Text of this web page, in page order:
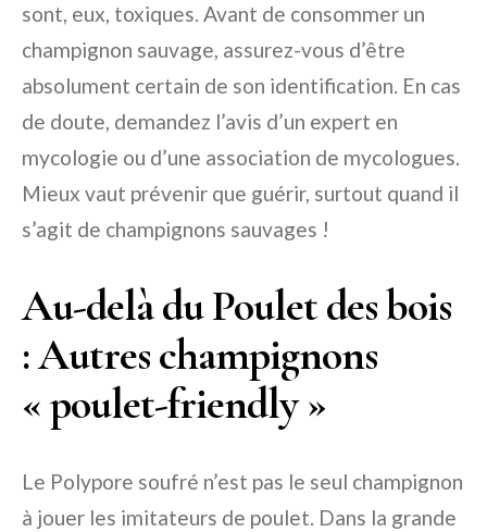
sont, eux, toxiques. Avant de consommer un
champignon sauvage, assurez-vous d’être
absolument certain de son identification. En cas
de doute, demandez l’avis d’un expert en
mycologie ou d’une association de mycologues.
Mieux vaut prévenir que guérir, surtout quand il
s’agit de champignons sauvages !
Au-delà du Poulet des bois
: Autres champignons
« poulet-friendly »
Le Polypore soufré n’est pas le seul champignon
à jouer les imitateurs de poulet. Dans la grande